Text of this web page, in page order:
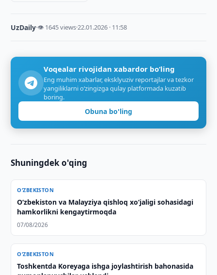
UzDaily·👁 1645 views·22.01.2026 · 11:58
Voqealar rivojidan xabardor bo‘ling
Eng muhim xabarlar, eksklyuziv reportajlar va tezkor
yangiliklarni o‘zingizga qulay platformada kuzatib
boring.
Obuna bo'ling
Shuningdek o'qing
O‘ZBEKISTON
Oʻzbekiston va Malayziya qishloq xoʻjaligi sohasidagi
hamkorlikni kengaytirmoqda
07/08/2026
O‘ZBEKISTON
Toshkentda Koreyaga ishga joylashtirish bahonasida